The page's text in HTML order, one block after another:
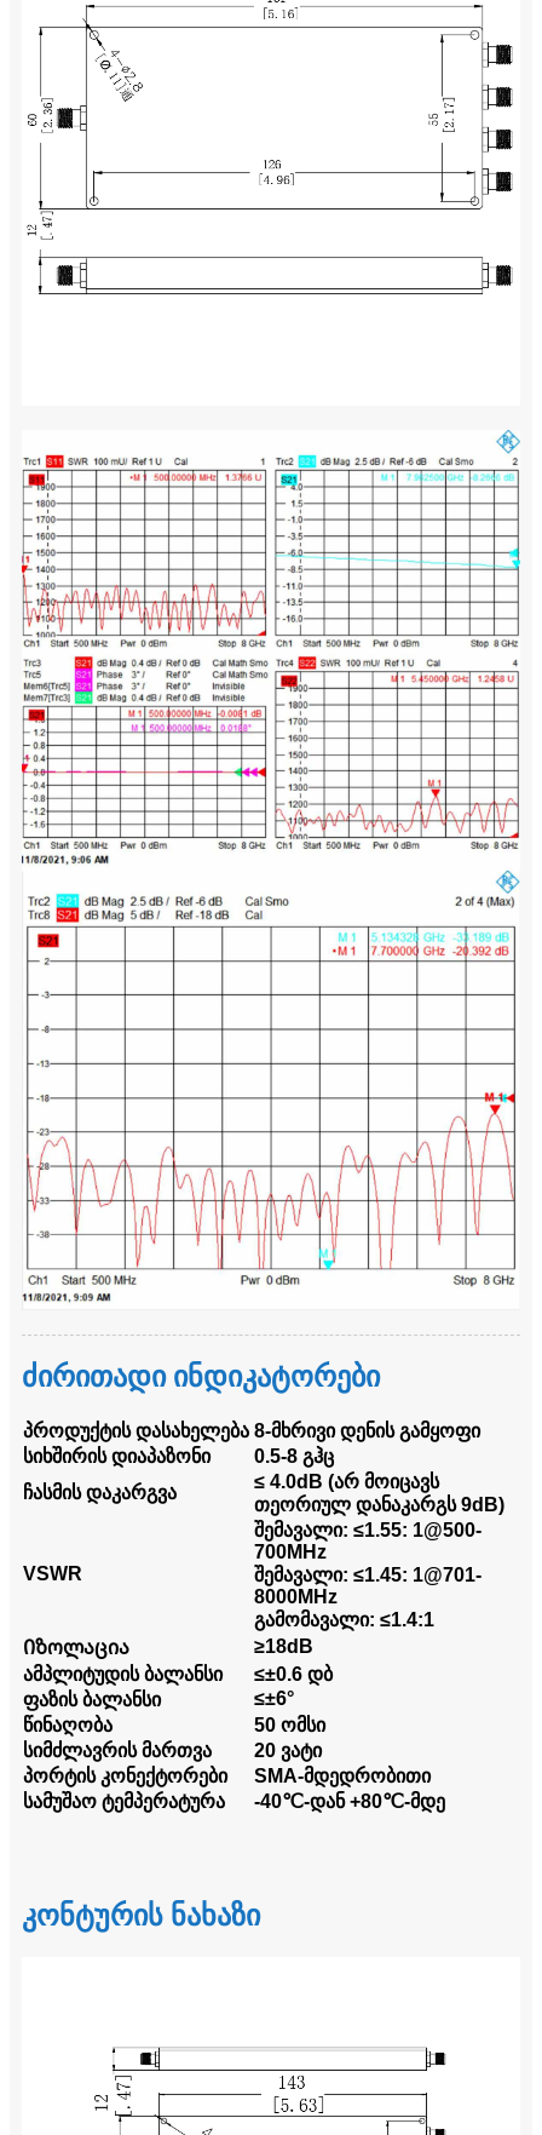
ძირითადი ინდიკატორები
პროდუქტის დასახელება 8-მხრივი დენის გამყოფი
სიხშირის დიაპაზონი
0.5-8 გჰც
ჩასმის დაკარგვა
≤ 4.0dB (არ მოიცავს
თეორიულ დანაკარგს 9dB)
VSWR
შემავალი: ≤1.55: 1@500-
700MHz
შემავალი: ≤1.45: 1@701-
8000MHz
გამომავალი: ≤1.4:1
Იზოლაცია
≥18dB
ამპლიტუდის ბალანსი
≤±0.6 დბ
ფაზის ბალანსი
≤±6°
წინაღობა
50 ომსი
სიმძლავრის მართვა
20 ვატი
პორტის კონექტორები
SMA-მდედრობითი
სამუშაო ტემპერატურა
-40℃-დან +80℃-მდე
კონტურის ნახაზი